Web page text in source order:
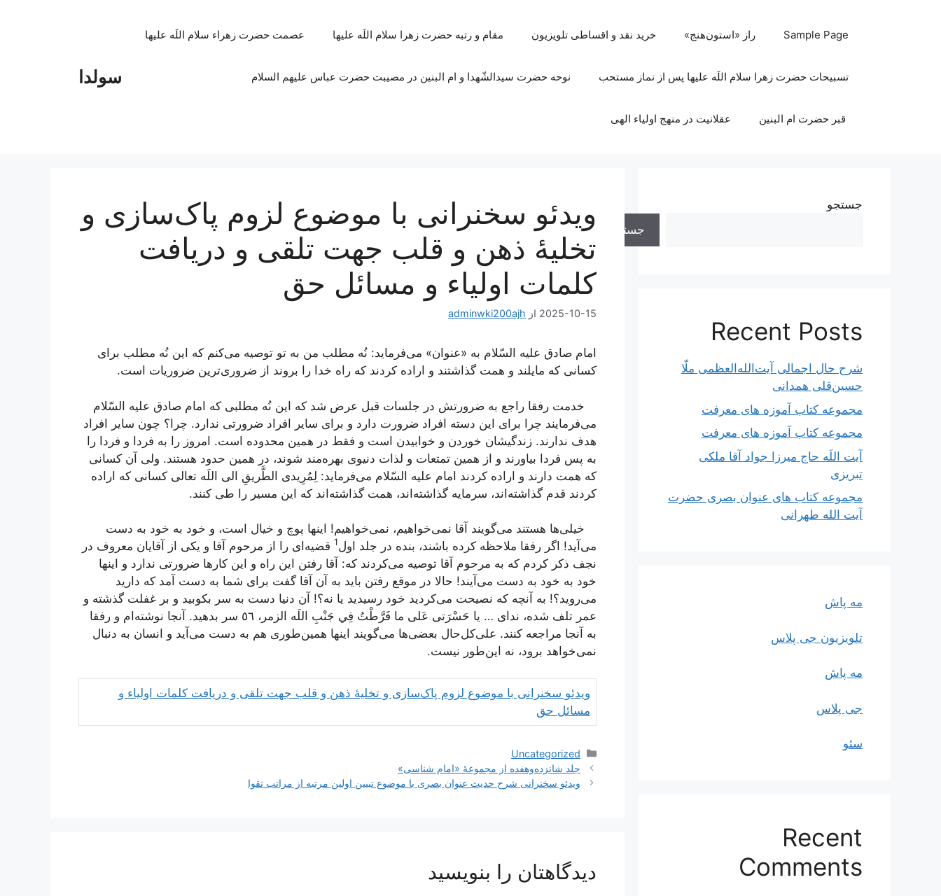
سولدا
Sample Page راز «استون‌هنج» خرید نقد و اقساطی تلویزیون مقام و رتبه حضرت زهرا سلام اللَه علیها عصمت حضرت زهراء سلام اللَه علیها
تسبیحات حضرت زهرا سلام اللَه علیها پس از نماز مستحب نوحه حضرت سیدالشّهدا و ام البنین در مصیبت حضرت عباس علیهم السلام
قبر حضرت ام البنین عقلانیت در منهج اولیاء الهی
ویدئو سخنرانی با موضوع لزوم پاک‌سازی و
تخلیۀ ذهن و قلب جهت تلقی و دریافت
کلمات اولیاء و مسائل حق
2025-10-15 از adminwki200ajh
امام صادق علیه السّلام به «عنوان» می‌فرماید: نُه مطلب من به تو توصیه می‌كنم كه این نُه مطلب برای
كسانی كه مایلند و همت گذاشتند و اراده كردند كه راه خدا را بروند از ضروری‌ترین ضروریات است.
خدمت رفقا راجع به ضرورتش در جلسات قبل عرض شد كه این نُه مطلبی كه امام صادق علیه السّلام
می‌فرمایند چرا برای این دسته افراد ضرورت دارد و برای سایر افراد ضرورتی ندارد. چرا؟ چون سایر افراد
هدف ندارند. زندگیشان خوردن و خوابیدن است و فقط در همین محدوده است. امروز را به فردا و فردا را
به پس فردا بیاورند و از همین تمتعات و لذات دنیوی بهره‌مند شوند، در همین حدود هستند. ولی آن كسانی
كه همت دارند و اراده كردند امام علیه السّلام می‌فرماید: لِمُرِیدی الطَّریقِ الی اللَه تعالی كسانی كه اراده
كردند قدم گذاشته‌اند، سرمایه گذاشته‌اند، همت گذاشته‌اند كه این مسیر را طی كنند.
خیلی‌ها هستند می‌گویند آقا نمی‌خواهیم، نمی‌خواهیم! اینها پوچ و خیال است، و خود به خود به دست
می‌آید! اگر رفقا ملاحظه كرده باشند، بنده در جلد اول‌1 قضیه‌ای را از مرحوم آقا و یكی از آقایان معروف در
نجف ذكر كردم كه به مرحوم آقا توصیه می‌كردند كه: آقا رفتن این راه و این كارها ضرورتی ندارد و اینها
خود به خود به دست می‌آیند! حالا در موقع رفتن باید به آن آقا گفت برای شما به دست آمد كه دارید
می‌روید؟! به آنچه كه نصیحت می‌كردید خود رسیدید یا نه؟! آن دنیا دست به سر بكوبید و بر غفلت گذشته و
عمر تلف شده، ندای‌ … يا حَسْرَتى‌ عَلى‌ ما فَرَّطْتُ فِي جَنْبِ اللَه‌
الزمر، ٥٦ سر بدهید. آنجا نوشته‌ام و رفقا
به آنجا مراجعه كنند. علی‌كل‌حال بعضی‌ها می‌گویند اینها همین‌طوری هم به دست می‌آید و انسان به دنبال
نمی‌خواهد برود، نه این‌طور نیست.
ویدئو سخنرانی با موضوع لزوم پاک‌سازی و تخلیۀ ذهن و قلب جهت تلقی و دریافت کلمات اولیاء و
مسائل حق
دسته‌ها
Uncategorized
ناوبری
نوشته‌ها
جلد شانزده‌و‌هفده از مجموعۀ «امام شناسی»
ویدئو سخنرانی شرح حدیث عنوان بصری با موضوع تبیین اولین مرتبه از مراتب تقوا
دیدگاهتان را بنویسید
جستجو
جستجو
Recent Posts
شرح حال اجمالی آیت‌الله‌العظمی ملّا
حسین‌قلی همدانی
مجموعه کتاب آموزه های معرفت
مجموعه کتاب آموزه های معرفت
آیت اللَه حاج میرزا جواد آقا ملکی
تبریزی
مجموعه کتاب های عنوان بصری حضرت
آیت الله طهرانی
مه پاش
تلویزیون جی پلاس
مه پاش
جی پلاس
سئو
Recent
Comments